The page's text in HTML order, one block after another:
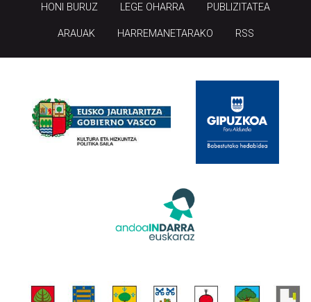
HONI BURUZ LEGE OHARRA PUBLIZITATEA
ARAUAK HARREMANETARAKO RSS